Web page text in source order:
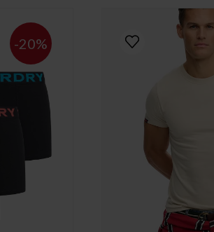
-20%